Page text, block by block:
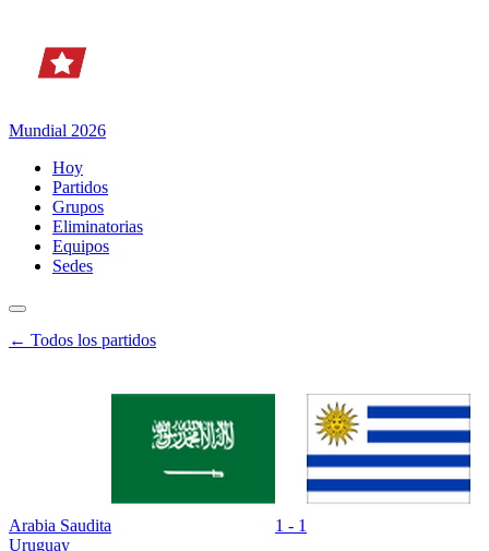
Mundial 2026
Hoy
Partidos
Grupos
Eliminatorias
Equipos
Sedes
← Todos los partidos
Arabia Saudita
1 - 1
Uruguay